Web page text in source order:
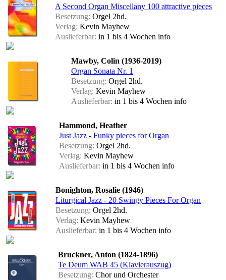
A Second Organ Miscellany 100 attractive pieces
Besetzung: Orgel 2hd.
Verlag: Kevin Mayhew
Auslieferbar: in 1 bis 4 Wochen info
Mawby, Colin (1936-2019)
Organ Sonata Nr. 1
Besetzung: Orgel 2hd.
Verlag: Kevin Mayhew
Auslieferbar: in 1 bis 4 Wochen info
Hammond, Heather
Just Jazz - Funky pieces for Organ
Besetzung: Orgel 2hd.
Verlag: Kevin Mayhew
Auslieferbar: in 1 bis 4 Wochen info
Bonighton, Rosalie (1946)
Liturgical Jazz - 20 Swingy Pieces For Organ
Besetzung: Orgel 2hd.
Verlag: Kevin Mayhew
Auslieferbar: in 1 bis 4 Wochen info
Bruckner, Anton (1824-1896)
Te Deum WAB 45 (Klavierauszug)
Besetzung: Chor und Orchester